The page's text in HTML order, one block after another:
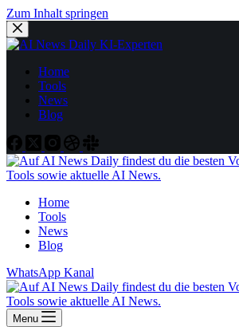
Zum Inhalt springen
Home
Tools
News
Blog
Home
Tools
News
Blog
WhatsApp Kanal
Menu